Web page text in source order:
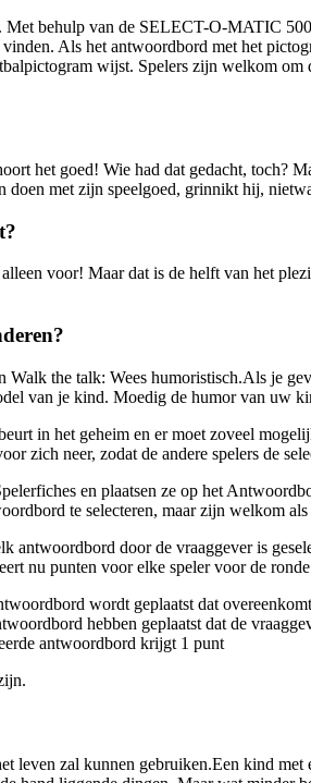
behulp van de SELECT-O-MATIC
Als het antwoordbord met het
wijst. Spelers zijn welkom om
het goed! Wie had dat gedacht,
doen met zijn speelgoed, grinnikt hij,
voor! Maar dat is de helft van het
the talk: Wees humoristisch.Als je
van je kind. Moedig de humor van uw
in het geheim en er moet zoveel
zich neer, zodat de andere spelers de
en plaatsen ze op het
te selecteren, maar zijn welkom
door de vraaggever is
nu punten voor elke speler voor de
wordt geplaatst dat
hebben geplaatst dat de
antwoordbord krijgt 1 punt
leven zal kunnen gebruiken.Een kind